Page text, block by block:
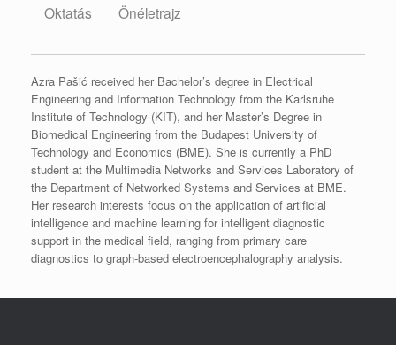
Oktatás Önéletrajz
Azra Pašić received her Bachelor’s degree in Electrical
Engineering and Information Technology from the Karlsruhe
Institute of Technology (KIT), and her Master’s Degree in
Biomedical Engineering from the Budapest University of
Technology and Economics (BME). She is currently a PhD
student at the Multimedia Networks and Services Laboratory of
the Department of Networked Systems and Services at BME.
Her research interests focus on the application of artificial
intelligence and machine learning for intelligent diagnostic
support in the medical field, ranging from primary care
diagnostics to graph-based electroencephalography analysis.